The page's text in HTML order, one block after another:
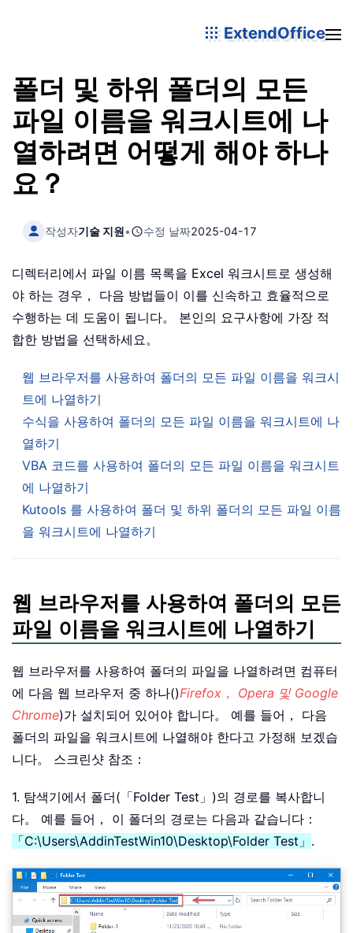
ExtendOffice
폴더 및 하위 폴더의 모든
파일 이름을 워크시트에 나
열하려면 어떻게 해야 하나
요？
작성자기술 지원• 수정 날짜2025-04-17
디렉터리에서 파일 이름 목록을 Excel 워크시트로 생성해
야 하는 경우， 다음 방법들이 이를 신속하고 효율적으로
수행하는 데 도움이 됩니다。 본인의 요구사항에 가장 적
합한 방법을 선택하세요。
웹 브라우저를 사용하여 폴더의 모든 파일 이름을 워크시
트에 나열하기
수식을 사용하여 폴더의 모든 파일 이름을 워크시트에 나
열하기
VBA 코드를 사용하여 폴더의 모든 파일 이름을 워크시트
에 나열하기
Kutools 를 사용하여 폴더 및 하위 폴더의 모든 파일 이름
을 워크시트에 나열하기
웹 브라우저를 사용하여 폴더의 모든
파일 이름을 워크시트에 나열하기
웹 브라우저를 사용하여 폴더의 파일을 나열하려면 컴퓨터
에 다음 웹 브라우저 중 하나()Firefox， Opera 및 Google
Chrome)가 설치되어 있어야 합니다。 예를 들어， 다음
폴더의 파일을 워크시트에 나열해야 한다고 가정해 보겠습
니다。 스크린샷 참조：
1. 탐색기에서 폴더(「Folder Test」)의 경로를 복사합니
다。 예를 들어， 이 폴더의 경로는 다음과 같습니다：
「C:\Users\AddinTestWin10\Desktop\Folder Test」 .